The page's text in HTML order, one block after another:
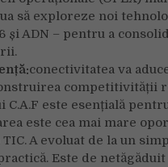
să exploreze noi
și ADN – pentru a
conectivitatea va
competitivității
C.A.F este esențială
este cea mai mare
A evoluat de la un
Este de netăgăduit